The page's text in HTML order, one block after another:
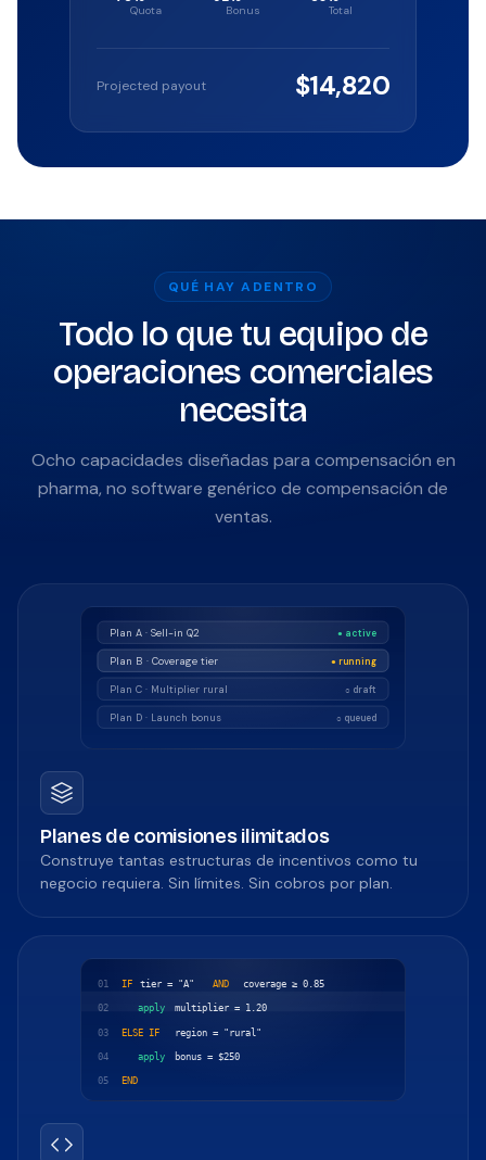
Quota Bonus Total
Projected payout $14,820
QUÉ HAY ADENTRO
Todo lo que tu equipo de
operaciones comerciales
necesita
Ocho capacidades diseñadas para compensación en
pharma, no software genérico de compensación de
ventas.
Plan A · Sell-in Q2
Plan B · Coverage tier
Plan C · Multiplier rural
Plan D · Launch bonus
● active
● running
○ draft
○ queued
Planes de comisiones ilimitados
Construye tantas estructuras de incentivos como tu
negocio requiera. Sin límites. Sin cobros por plan.
01 IF tier = "A" AND coverage ≥ 0.85
02 apply multiplier = 1.20
03 ELSE IF region = "rural"
04 apply bonus = $250
05 END